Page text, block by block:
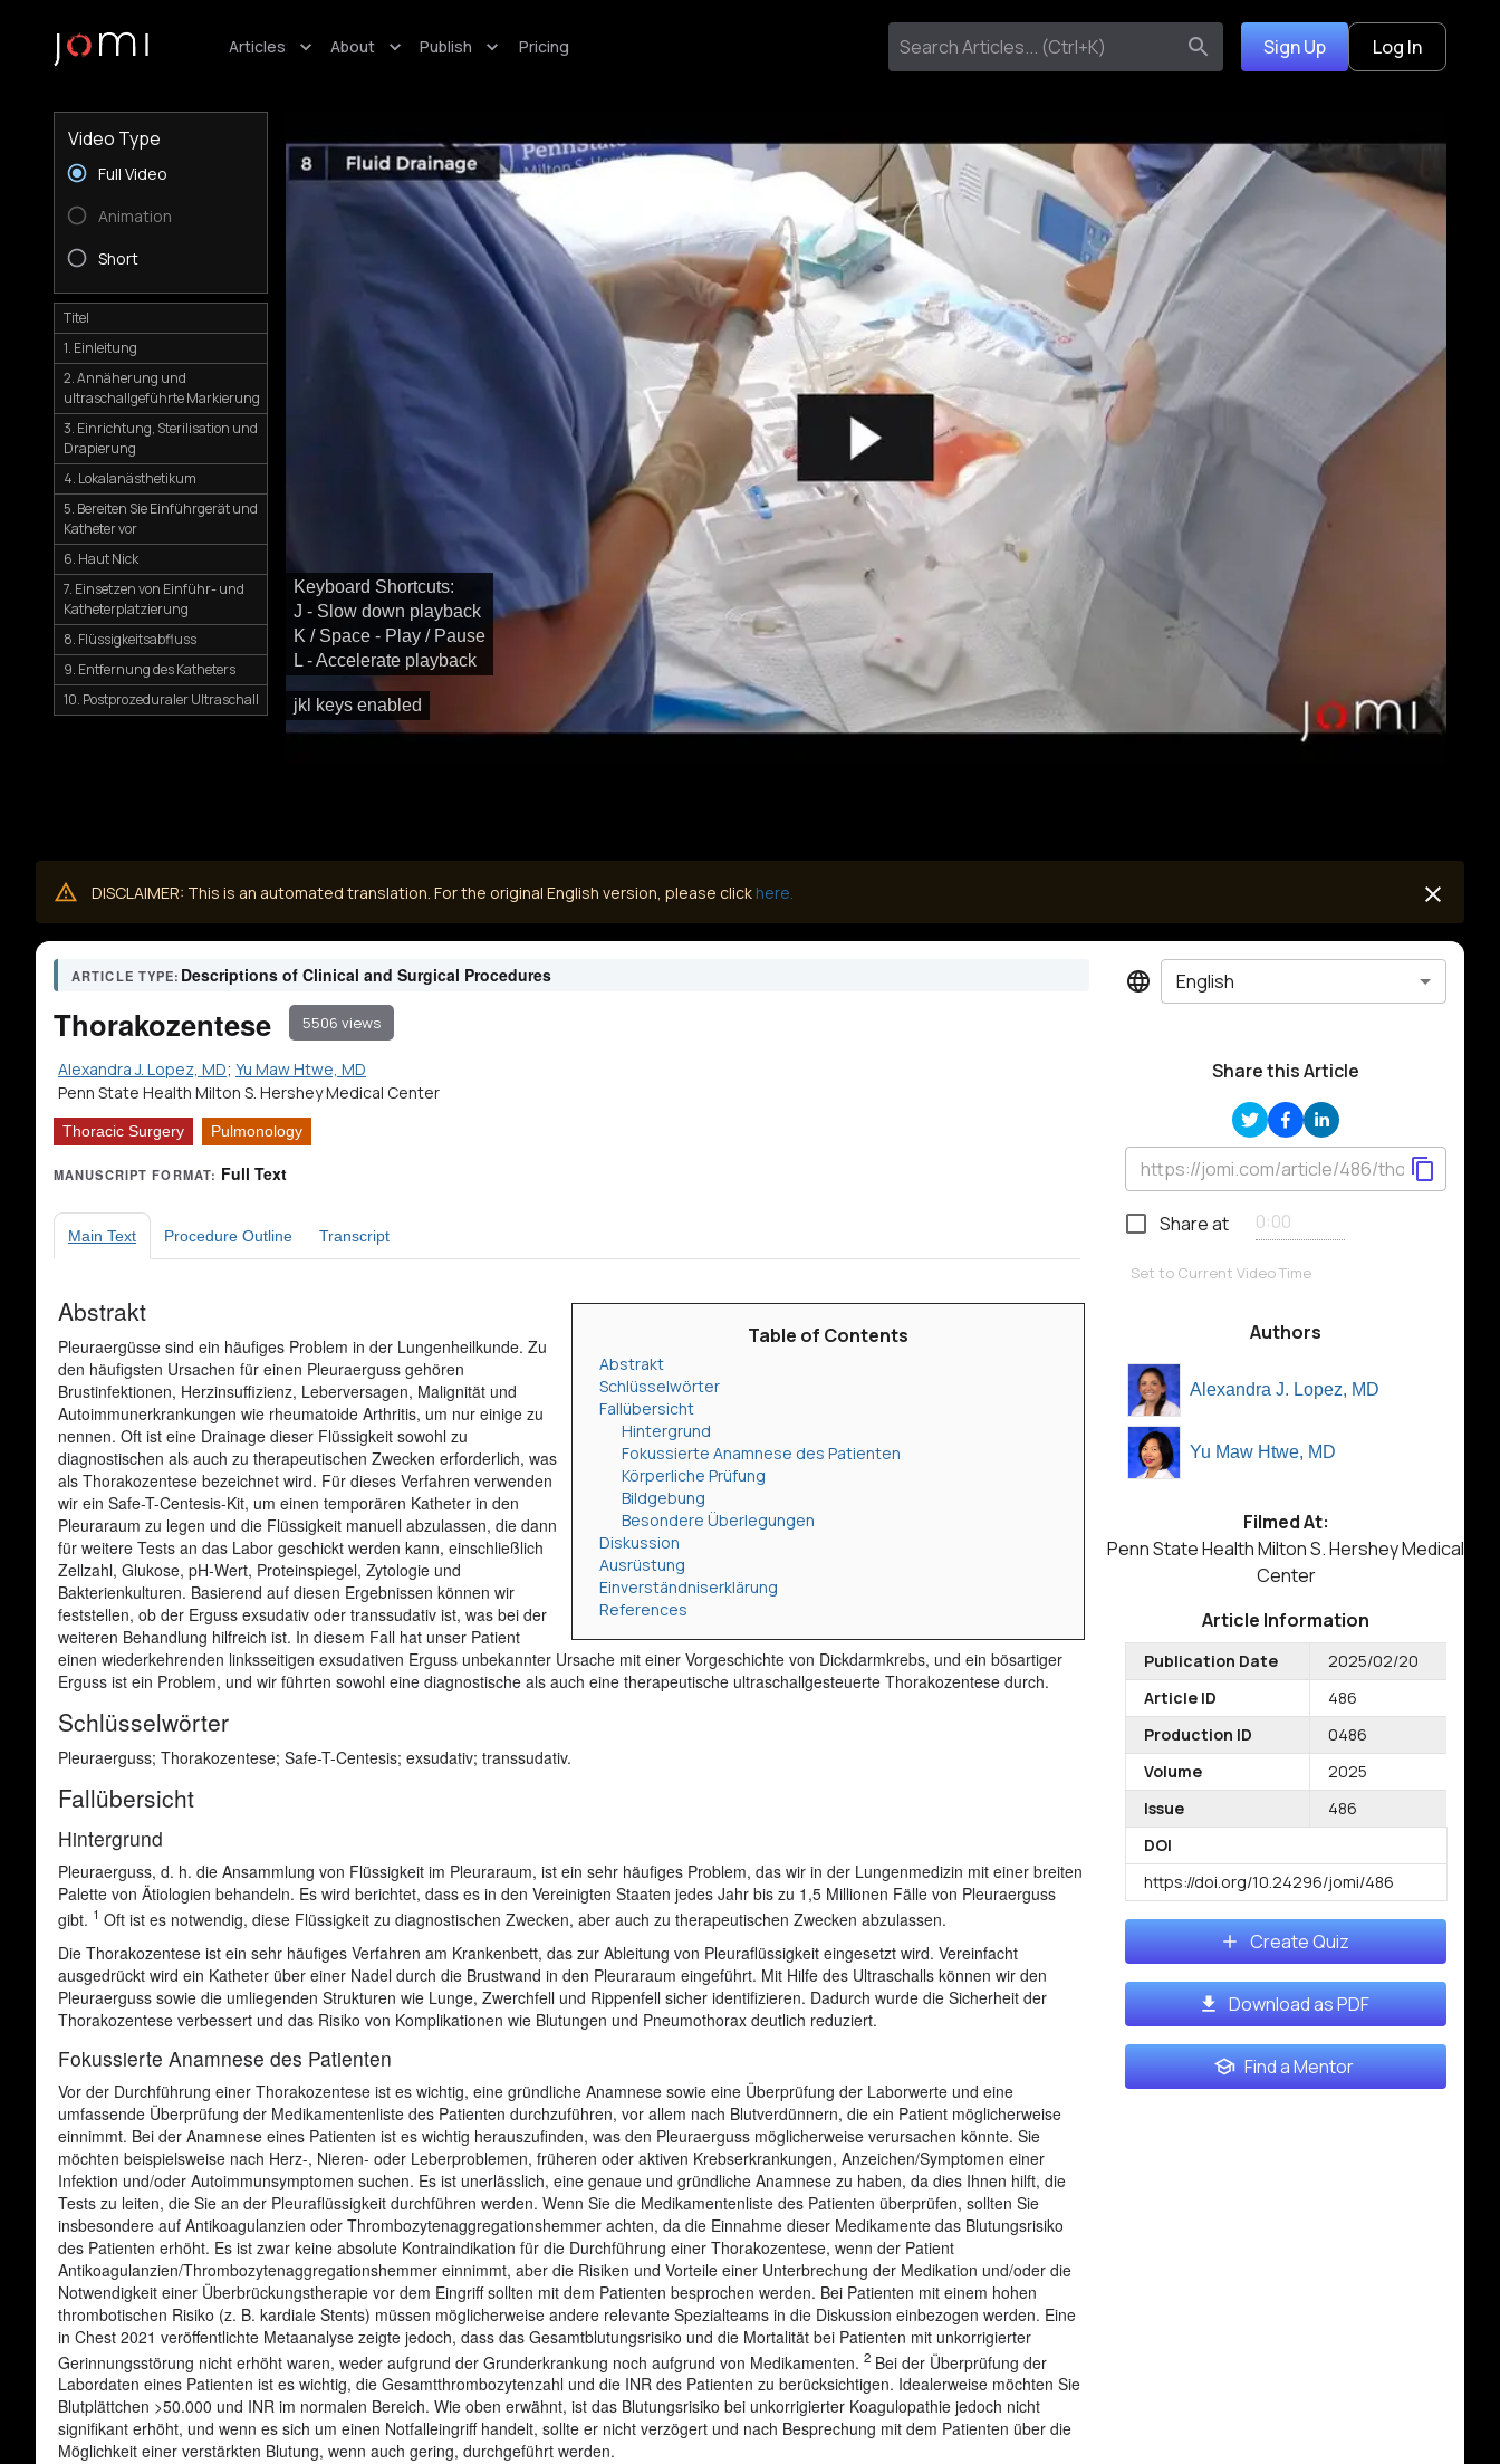
Articles About Publish Pricing Sign Up Log In
jkl keys enabled
Keyboard Shortcuts:
J - Slow down playback
K / Space - Play / Pause
L - Accelerate playback
Video Type
Full Video
Animation
Short
Titel
1. Einleitung
2. Annäherung und
ultraschallgeführte Markierung
3. Einrichtung, Sterilisation und
Drapierung
4. Lokalanästhetikum
5. Bereiten Sie Einführgerät und
Katheter vor
6. Haut Nick
7. Einsetzen von Einführ- und
Katheterplatzierung
8. Flüssigkeitsabfluss
9. Entfernung des Katheters
10. Postprozeduraler Ultraschall
DISCLAIMER: This is an automated translation. For the original English version, please click here.
ARTICLE TYPE: Descriptions of Clinical and Surgical Procedures
Thorakozentese 5506 views
Alexandra J. Lopez, MD; Yu Maw Htwe, MD
Penn State Health Milton S. Hershey Medical Center
Thoracic Surgery Pulmonology
MANUSCRIPT FORMAT: Full Text
Main Text Procedure Outline Transcript
Table of Contents
Abstrakt
Schlüsselwörter
Fallübersicht
Hintergrund
Fokussierte Anamnese des Patienten
Körperliche Prüfung
Bildgebung
Besondere Überlegungen
Diskussion
Ausrüstung
Einverständniserklärung
References
Abstrakt
Pleuraergüsse sind ein häufiges Problem in der Lungenheilkunde. Zu
den häufigsten Ursachen für einen Pleuraerguss gehören
Brustinfektionen, Herzinsuffizienz, Leberversagen, Malignität und
Autoimmunerkrankungen wie rheumatoide Arthritis, um nur einige zu
nennen. Oft ist eine Drainage dieser Flüssigkeit sowohl zu
diagnostischen als auch zu therapeutischen Zwecken erforderlich, was
als Thorakozentese bezeichnet wird. Für dieses Verfahren verwenden
wir ein Safe-T-Centesis-Kit, um einen temporären Katheter in den
Pleuraraum zu legen und die Flüssigkeit manuell abzulassen, die dann
für weitere Tests an das Labor geschickt werden kann, einschließlich
Zellzahl, Glukose, pH-Wert, Proteinspiegel, Zytologie und
Bakterienkulturen. Basierend auf diesen Ergebnissen können wir
feststellen, ob der Erguss exsudativ oder transsudativ ist, was bei der
weiteren Behandlung hilfreich ist. In diesem Fall hat unser Patient
einen wiederkehrenden linksseitigen exsudativen Erguss unbekannter Ursache mit einer Vorgeschichte von Dickdarmkrebs, und ein bösartiger
Erguss ist ein Problem, und wir führten sowohl eine diagnostische als auch eine therapeutische ultraschallgesteuerte Thorakozentese durch.
Schlüsselwörter
Pleuraerguss; Thorakozentese; Safe-T-Centesis; exsudativ; transsudativ.
Fallübersicht
Hintergrund
Pleuraerguss, d. h. die Ansammlung von Flüssigkeit im Pleuraraum, ist ein sehr häufiges Problem, das wir in der Lungenmedizin mit einer breiten
Palette von Ätiologien behandeln. Es wird berichtet, dass es in den Vereinigten Staaten jedes Jahr bis zu 1,5 Millionen Fälle von Pleuraerguss
gibt. 1 Oft ist es notwendig, diese Flüssigkeit zu diagnostischen Zwecken, aber auch zu therapeutischen Zwecken abzulassen.
Die Thorakozentese ist ein sehr häufiges Verfahren am Krankenbett, das zur Ableitung von Pleuraflüssigkeit eingesetzt wird. Vereinfacht
ausgedrückt wird ein Katheter über einer Nadel durch die Brustwand in den Pleuraraum eingeführt. Mit Hilfe des Ultraschalls können wir den
Pleuraerguss sowie die umliegenden Strukturen wie Lunge, Zwerchfell und Rippenfell sicher identifizieren. Dadurch wurde die Sicherheit der
Thorakozentese verbessert und das Risiko von Komplikationen wie Blutungen und Pneumothorax deutlich reduziert.
Fokussierte Anamnese des Patienten
Vor der Durchführung einer Thorakozentese ist es wichtig, eine gründliche Anamnese sowie eine Überprüfung der Laborwerte und eine
umfassende Überprüfung der Medikamentenliste des Patienten durchzuführen, vor allem nach Blutverdünnern, die ein Patient möglicherweise
einnimmt. Bei der Anamnese eines Patienten ist es wichtig herauszufinden, was den Pleuraerguss möglicherweise verursachen könnte. Sie
möchten beispielsweise nach Herz-, Nieren- oder Leberproblemen, früheren oder aktiven Krebserkrankungen, Anzeichen/Symptomen einer
Infektion und/oder Autoimmunsymptomen suchen. Es ist unerlässlich, eine genaue und gründliche Anamnese zu haben, da dies Ihnen hilft, die
Tests zu leiten, die Sie an der Pleuraflüssigkeit durchführen werden. Wenn Sie die Medikamentenliste des Patienten überprüfen, sollten Sie
insbesondere auf Antikoagulanzien oder Thrombozytenaggregationshemmer achten, da die Einnahme dieser Medikamente das Blutungsrisiko
des Patienten erhöht. Es ist zwar keine absolute Kontraindikation für die Durchführung einer Thorakozentese, wenn der Patient
Antikoagulanzien/Thrombozytenaggregationshemmer einnimmt, aber die Risiken und Vorteile einer Unterbrechung der Medikation und/oder die
Notwendigkeit einer Überbrückungstherapie vor dem Eingriff sollten mit dem Patienten besprochen werden. Bei Patienten mit einem hohen
thrombotischen Risiko (z. B. kardiale Stents) müssen möglicherweise andere relevante Spezialteams in die Diskussion einbezogen werden. Eine
in Chest 2021 veröffentlichte Metaanalyse zeigte jedoch, dass das Gesamtblutungsrisiko und die Mortalität bei Patienten mit unkorrigierter
Gerinnungsstörung nicht erhöht waren, weder aufgrund der Grunderkrankung noch aufgrund von Medikamenten. 2 Bei der Überprüfung der
Labordaten eines Patienten ist es wichtig, die Gesamtthrombozytenzahl und die INR des Patienten zu berücksichtigen. Idealerweise möchten Sie
Blutplättchen >50.000 und INR im normalen Bereich. Wie oben erwähnt, ist das Blutungsrisiko bei unkorrigierter Koagulopathie jedoch nicht
signifikant erhöht, und wenn es sich um einen Notfalleingriff handelt, sollte er nicht verzögert und nach Besprechung mit dem Patienten über die
Möglichkeit einer verstärkten Blutung, wenn auch gering, durchgeführt werden.
English
Share this Article
Share at
Set to Current Video Time
Authors
Alexandra J. Lopez, MD
Yu Maw Htwe, MD
Filmed At:
Penn State Health Milton S. Hershey Medical
Center
Article Information
Publication Date
2025/02/20
Article ID
486
Production ID
0486
Volume
2025
Issue
486
DOI
https://doi.org/10.24296/jomi/486
Create Quiz
Download as PDF
Find a Mentor